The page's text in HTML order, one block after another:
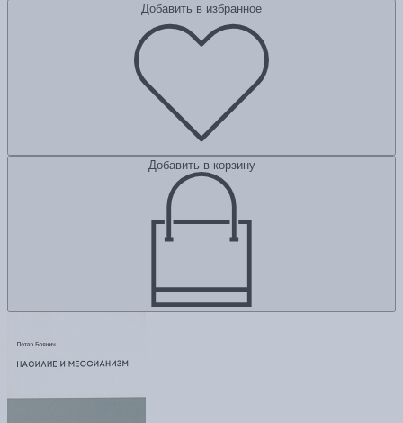
Добавить в избранное
Добавить в корзину